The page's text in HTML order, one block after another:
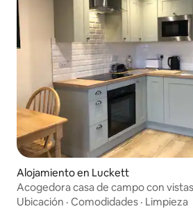
Alojamiento en Luckett
Acogedora casa de campo con
Ubicación · Comodidades · Limpieza